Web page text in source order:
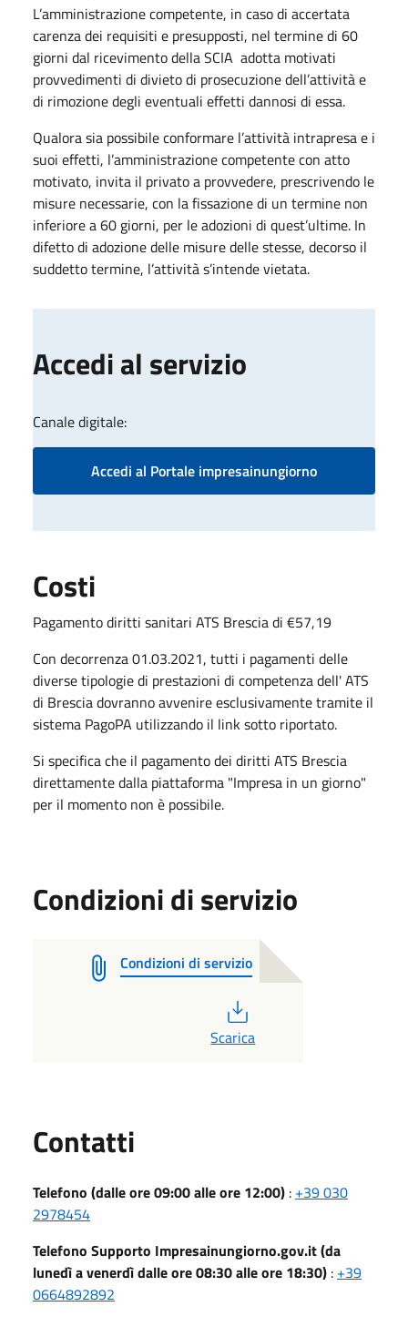
L’amministrazione competente, in caso di accertata
carenza dei requisiti e presupposti, nel termine di 60
giorni dal ricevimento della SCIA adotta motivati
provvedimenti di divieto di prosecuzione dell’attività e
di rimozione degli eventuali effetti dannosi di essa.
Qualora sia possibile conformare l’attività intrapresa e i
suoi effetti, l’amministrazione competente con atto
motivato, invita il privato a provvedere, prescrivendo le
misure necessarie, con la fissazione di un termine non
inferiore a 60 giorni, per le adozioni di quest’ultime. In
difetto di adozione delle misure delle stesse, decorso il
suddetto termine, l’a​ttività​ s’intende vietata.
Accedi al servizio
Canale digitale:
Accedi al Portale impresainungiorno
Costi
Pagamento diritti sanitari ATS Brescia di €57,19
Con decorrenza 01.03.2021, tutti i pagamenti delle
diverse tipologie di prestazioni di competenza dell' ATS
di Brescia dovranno avvenire esclusivamente tramite il
sistema PagoPA utilizzando il link sotto riportato.
Si specifica che il pagamento dei diritti ATS Brescia
direttamente dalla piattaforma "Impresa in un giorno"
per il momento non è possibile.
Condizioni di servizio
Condizioni di servizio
Scarica
Contatti
Telefono (dalle ore 09:00 alle ore 12:00) : +39 030
2978454
Telefono Supporto Impresainungiorno.gov.it (da
lunedì a venerdì dalle ore 08:30 alle ore 18:30) : +39
0664892892